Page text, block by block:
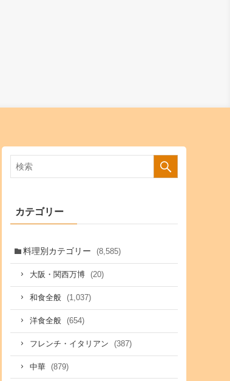
カテゴリー
料理別カテゴリー (8,585)
大阪・関西万博 (20)
和食全般 (1,037)
洋食全般 (654)
フレンチ・イタリアン (387)
中華 (879)